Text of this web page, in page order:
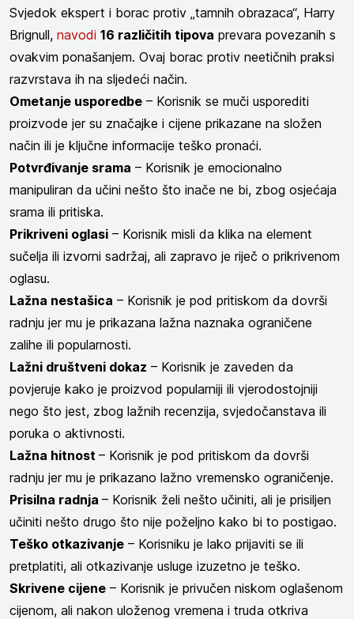
Svjedok ekspert i borac protiv „tamnih obrazaca“, Harry
Brignull, navodi 16 različitih tipova prevara povezanih s
ovakvim ponašanjem. Ovaj borac protiv neetičnih praksi
razvrstava ih na sljedeći način.
Ometanje usporedbe – Korisnik se muči usporediti
proizvode jer su značajke i cijene prikazane na složen
način ili je ključne informacije teško pronaći.
Potvrđivanje srama – Korisnik je emocionalno
manipuliran da učini nešto što inače ne bi, zbog osjećaja
srama ili pritiska.
Prikriveni oglasi – Korisnik misli da klika na element
sučelja ili izvorni sadržaj, ali zapravo je riječ o prikrivenom
oglasu.
Lažna nestašica – Korisnik je pod pritiskom da dovrši
radnju jer mu je prikazana lažna naznaka ograničene
zalihe ili popularnosti.
Lažni društveni dokaz – Korisnik je zaveden da
povjeruje kako je proizvod popularniji ili vjerodostojniji
nego što jest, zbog lažnih recenzija, svjedočanstava ili
poruka o aktivnosti.
Lažna hitnost – Korisnik je pod pritiskom da dovrši
radnju jer mu je prikazano lažno vremensko ograničenje.
Prisilna radnja – Korisnik želi nešto učiniti, ali je prisiljen
učiniti nešto drugo što nije poželjno kako bi to postigao.
Teško otkazivanje – Korisniku je lako prijaviti se ili
pretplatiti, ali otkazivanje usluge izuzetno je teško.
Skrivene cijene – Korisnik je privučen niskom oglašenom
cijenom, ali nakon uloženog vremena i truda otkriva